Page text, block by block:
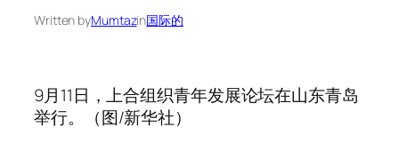
Written byMumtazin国际的
9月11日，上合组织青年发展论坛在山东青岛
举行。（图/新华社）